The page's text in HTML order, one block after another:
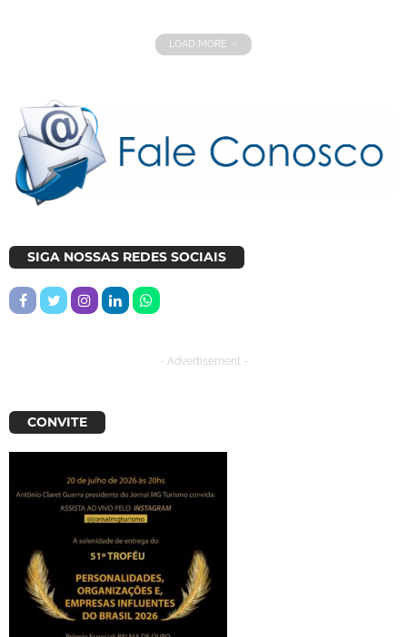
LOAD MORE
SIGA NOSSAS REDES SOCIAIS
- Advertisement -
CONVITE